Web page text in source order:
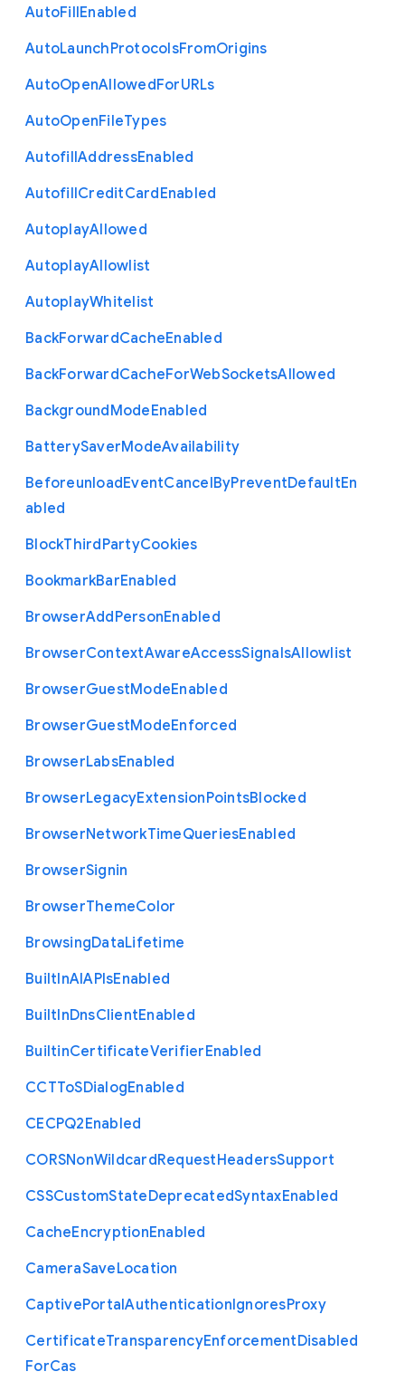
AutoFillEnabled
AutoLaunchProtocolsFromOrigins
AutoOpenAllowedForURLs
AutoOpenFileTypes
AutofillAddressEnabled
AutofillCreditCardEnabled
AutoplayAllowed
AutoplayAllowlist
AutoplayWhitelist
BackForwardCacheEnabled
BackForwardCacheForWebSocketsAllowed
BackgroundModeEnabled
BatterySaverModeAvailability
BeforeunloadEventCancelByPreventDefaultEn
abled
BlockThirdPartyCookies
BookmarkBarEnabled
BrowserAddPersonEnabled
BrowserContextAwareAccessSignalsAllowlist
BrowserGuestModeEnabled
BrowserGuestModeEnforced
BrowserLabsEnabled
BrowserLegacyExtensionPointsBlocked
BrowserNetworkTimeQueriesEnabled
BrowserSignin
BrowserThemeColor
BrowsingDataLifetime
BuiltInAIAPIsEnabled
BuiltInDnsClientEnabled
BuiltinCertificateVerifierEnabled
CCTToSDialogEnabled
CECPQ2Enabled
CORSNonWildcardRequestHeadersSupport
CSSCustomStateDeprecatedSyntaxEnabled
CacheEncryptionEnabled
CameraSaveLocation
CaptivePortalAuthenticationIgnoresProxy
CertificateTransparencyEnforcementDisabled
ForCas